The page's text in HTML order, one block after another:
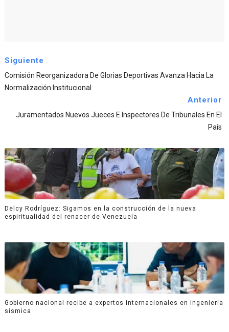
Siguiente
Comisión Reorganizadora De Glorias Deportivas Avanza Hacia La
Normalización Institucional
Anterior
Juramentados Nuevos Jueces E Inspectores De Tribunales En El
País
Delcy Rodríguez: Sigamos en la construcción de la nueva
espiritualidad del renacer de Venezuela
Gobierno nacional recibe a expertos internacionales en ingeniería
sísmica